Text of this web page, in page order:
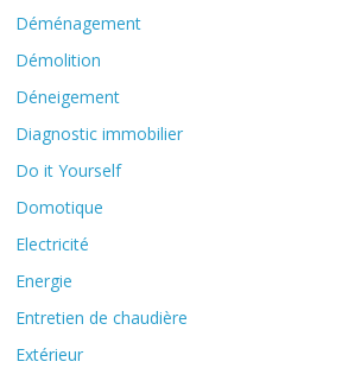
Déménagement
Démolition
Déneigement
Diagnostic immobilier
Do it Yourself
Domotique
Electricité
Energie
Entretien de chaudière
Extérieur